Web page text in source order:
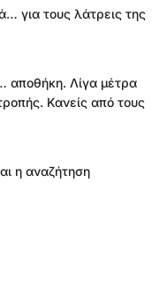
για τους λάτρεις της
αποθήκη. Λίγα μέτρα
Κανείς από τους
η αναζήτηση